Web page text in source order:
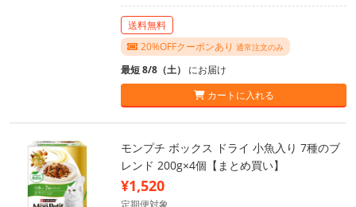
送料無料
20%OFFクーポンあり 通常注文のみ
最短 8/8（土） にお届け
カートに入れる
モンプチ ボックス ドライ 小魚入り 7種のブ
レンド 200g×4個【まとめ買い】
¥1,520